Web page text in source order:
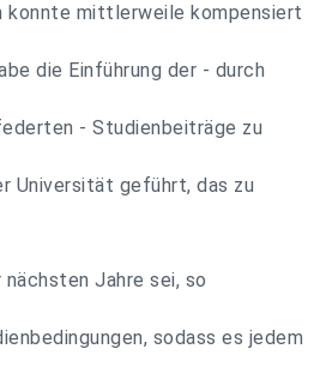
konnte mittlerweile kompensiert
die Einführung der - durch
- Studienbeiträge zu
Universität geführt, das zu
Jahre sei, so
sodass es jedem